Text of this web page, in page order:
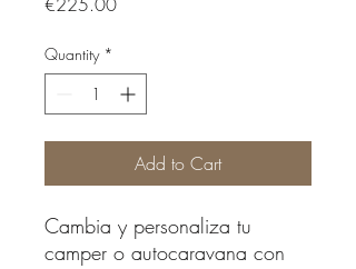
Quantity *
Add to Cart
Cambia y personaliza tu
camper o autocaravana con